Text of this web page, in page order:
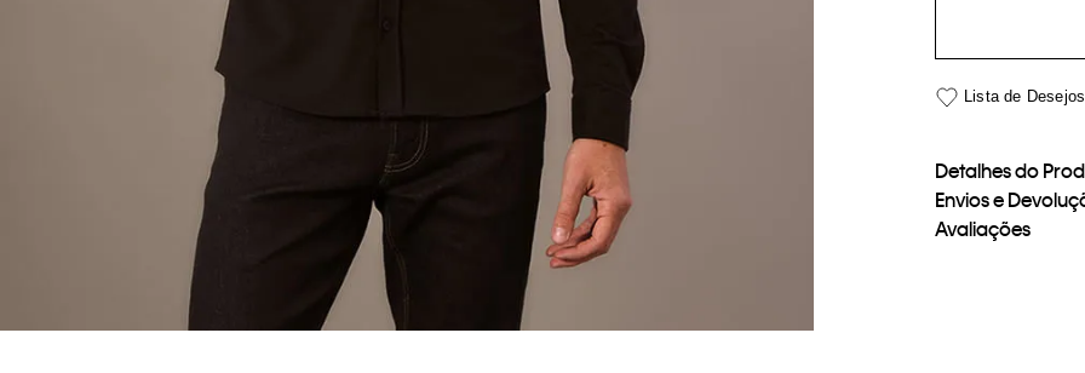
Detalhes do
Envios e
Avaliações